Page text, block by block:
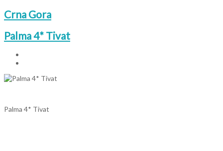
Crna Gora
Palma 4* Tivat
Palma 4* Tivat